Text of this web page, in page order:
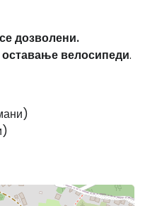
дозволени.
оставање велосипеди.